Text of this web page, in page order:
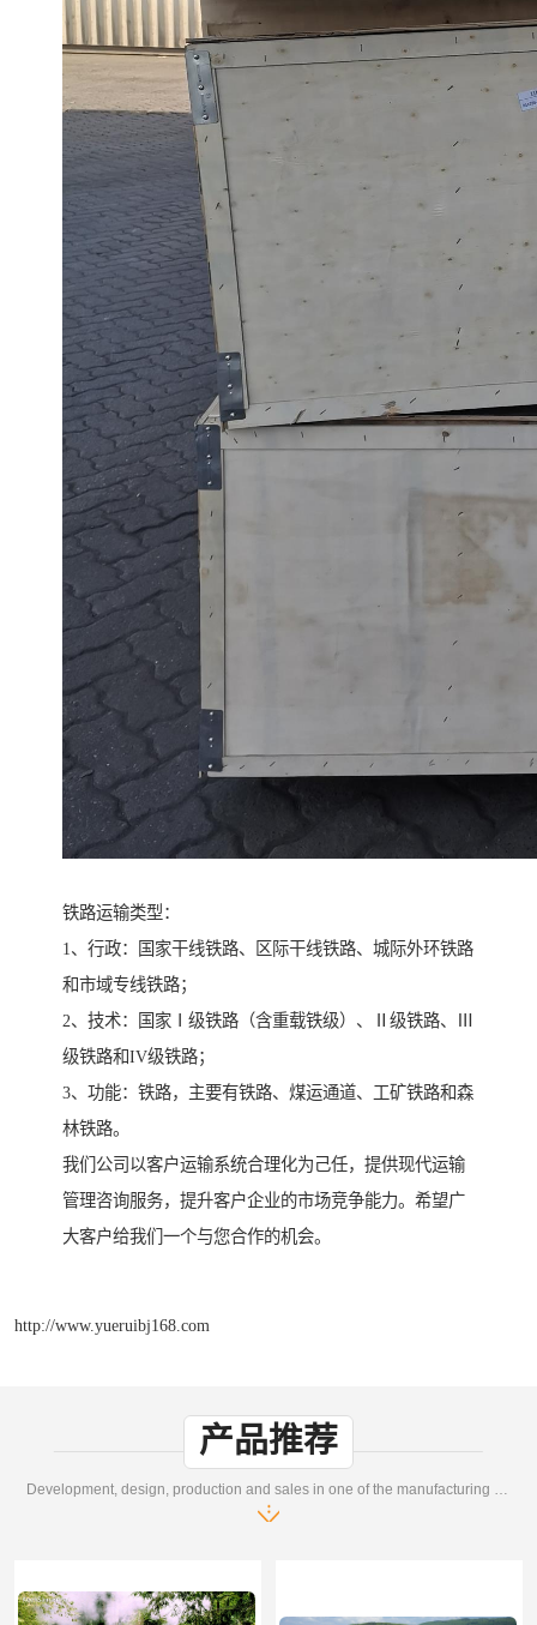
铁路运输类型：
1、行政：国家干线铁路、区际干线铁路、城际外环铁路
和市域专线铁路；
2、技术：国家Ⅰ级铁路（含重载铁级）、Ⅱ级铁路、Ⅲ
级铁路和IV级铁路；
3、功能：铁路，主要有铁路、煤运通道、工矿铁路和森
林铁路。
我们公司以客户运输系统合理化为己任，提供现代运输
管理咨询服务，提升客户企业的市场竞争能力。希望广
大客户给我们一个与您合作的机会。
http://www.yueruibj168.com
产品推荐
Development, design, production and sales in one of the manufacturing enterprises